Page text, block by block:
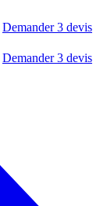
Demander 3 devis
Demander 3 devis